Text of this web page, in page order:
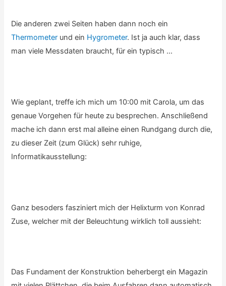
Die anderen zwei Seiten haben dann noch ein
Thermometer und ein Hygrometer. Ist ja auch klar, dass
man viele Messdaten braucht, für ein typisch …
Wie geplant, treffe ich mich um 10:00 mit Carola, um das
genaue Vorgehen für heute zu besprechen. Anschließend
mache ich dann erst mal alleine einen Rundgang durch die,
zu dieser Zeit (zum Glück) sehr ruhige,
Informatikausstellung:
Ganz besoders fasziniert mich der Helixturm von Konrad
Zuse, welcher mit der Beleuchtung wirklich toll aussieht:
Das Fundament der Konstruktion beherbergt ein Magazin